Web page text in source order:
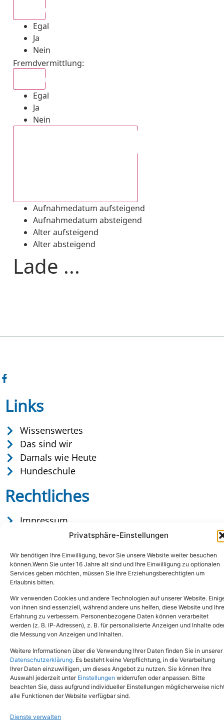
Privatsphäre-Einstellungen
Wir benötigen Ihre Einwilligung, bevor Sie unsere Website weiter besuchen
können.Wenn Sie unter 16 Jahre alt sind und Ihre Einwilligung zu optionalen
Services geben möchten, müssen Sie Ihre Erziehungsberechtigten um
Erlaubnis bitten.
Wir verwenden Cookies und andere Technologien auf unserer Website.
von ihnen sind essenziell, während andere uns helfen, diese Website und Ihre
Erfahrung zu verbessern. Personenbezogene Daten können verarbeitet
werden (z. B. IP-Adressen), z. B. für personalisierte Anzeigen und Inhalte
die Messung von Anzeigen und Inhalten.
Weitere Informationen über die Verwendung Ihrer Daten finden Sie in unserer
Datenschutzerklärung. Es besteht keine Verpflichtung, in die Verarbeitung
Ihrer Daten einzuwilligen, um dieses Angebot zu nutzen. Sie können Ihre
Auswahl jederzeit unter Einstellungen widerrufen oder anpassen. Bitte
beachten Sie, dass aufgrund individueller Einstellungen möglicherweise
alle Funktionen der Website verfügbar sind.
Dienste verwalten
Egal
Ja
Nein
Fremdvermittlung:
Egal
Ja
Nein
Aufnahmedatum aufsteigend
Aufnahmedatum absteigend
Alter aufsteigend
Alter absteigend
Lade ...
Links
Wissenswertes
Das sind wir
Damals wie Heute
Hundeschule
Rechtliches
Impressum
Datenschutz
Copyright © 2024. Alle Rechte vorbehalten.
Tel.: (02651) - 77438info@tierheim-mayen.de
In der Pluns 1, 56727 Mayen